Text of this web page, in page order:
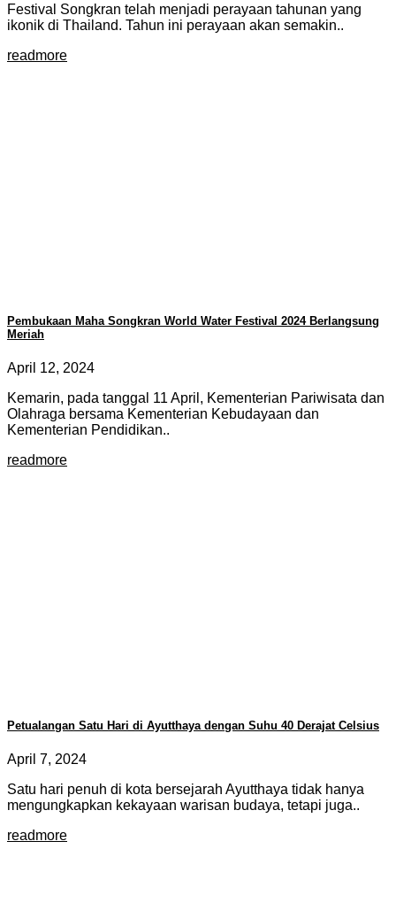
Festival Songkran telah menjadi perayaan tahunan yang
ikonik di Thailand. Tahun ini perayaan akan semakin..
readmore
Pembukaan Maha Songkran World Water Festival 2024 Berlangsung
Meriah
April 12, 2024
Kemarin, pada tanggal 11 April, Kementerian Pariwisata dan
Olahraga bersama Kementerian Kebudayaan dan
Kementerian Pendidikan..
readmore
Petualangan Satu Hari di Ayutthaya dengan Suhu 40 Derajat Celsius
April 7, 2024
Satu hari penuh di kota bersejarah Ayutthaya tidak hanya
mengungkapkan kekayaan warisan budaya, tetapi juga..
readmore